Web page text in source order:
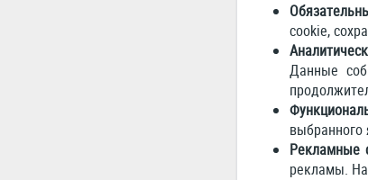
cookie,
Данные
выбранного
Рекламные
рекламы.